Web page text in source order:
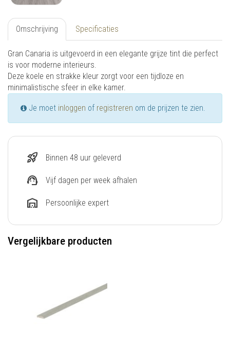
Omschrijving Specificaties
Gran Canaria is uitgevoerd in een elegante grijze tint die perfect
is voor moderne interieurs.
Deze koele en strakke kleur zorgt voor een tijdloze en
minimalistische sfeer in elke kamer.
Je moet inloggen of registreren om de prijzen te zien.
rocket_launch Binnen 48 uur geleverd
support_agent Vijf dagen per week afhalen
warehouse Persoonlijke expert
Vergelijkbare producten